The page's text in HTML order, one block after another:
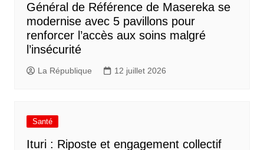
Général de Référence de Masereka se
modernise avec 5 pavillons pour
renforcer l’accès aux soins malgré
l’insécurité
La République 12 juillet 2026
Santé
Ituri : Riposte et engagement collectif